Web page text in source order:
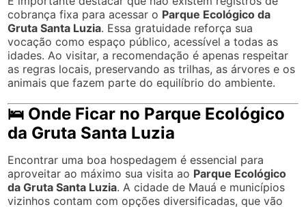
cobrança fixa para acessar o Parque Ecológico da
Gruta Santa Luzia. Essa gratuidade reforça sua
vocação como espaço público, acessível a todas as
idades. Ao visitar, a recomendação é apenas respeitar
as regras locais, preservando as trilhas, as árvores e os
animais que fazem parte do equilíbrio do ambiente.
🛌 Onde Ficar no Parque Ecológico
da Gruta Santa Luzia
Encontrar uma boa hospedagem é essencial para
aproveitar ao máximo sua visita ao Parque Ecológico
da Gruta Santa Luzia. A cidade de Mauá e municípios
vizinhos contam com opções diversificadas, que vão